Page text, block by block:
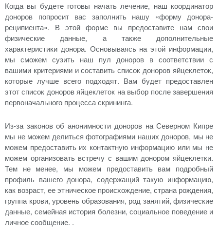
Когда вы будете готовы начать лечение, наш координатор
доноров попросит вас заполнить нашу «форму донора-
реципиента». В этой форме вы предоставите нам свои
физические данные, а также дополнительные
характеристики донора. Основываясь на этой информации,
мы сможем сузить наш пул доноров в соответствии с
вашими критериями и составить список доноров яйцеклеток,
которые лучше всего подходят. Вам будет предоставлен
этот список доноров яйцеклеток на выбор после завершения
первоначального процесса скрининга.
Из-за законов об анонимности доноров на Северном Кипре
мы не можем делиться фотографиями наших доноров, мы не
можем предоставить их контактную информацию или мы не
можем организовать встречу с вашим донором яйцеклетки.
Тем не менее, мы можем предоставить вам подробный
профиль вашего донора, содержащий такую информацию,
как возраст, ее этническое происхождение, страна рождения,
группа крови, уровень образования, род занятий, физические
данные, семейная история болезни, социальное поведение и
личное сообщение. .